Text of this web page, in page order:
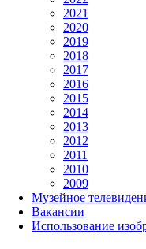
2021
2020
2019
2018
2017
2016
2015
2014
2013
2012
2011
2010
2009
Музейное
Вакансии
Использование